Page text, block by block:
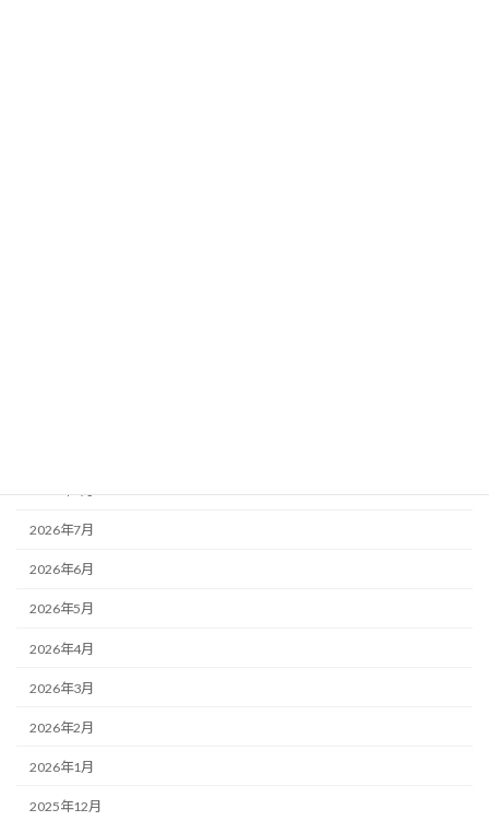
2026年8月
2026年7月
2026年6月
2026年5月
2026年4月
2026年3月
2026年2月
2026年1月
2025年12月